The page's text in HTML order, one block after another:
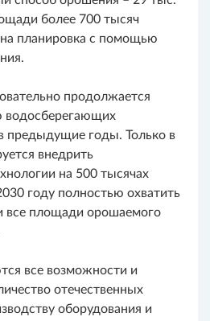
более 700 тысяч
планировка с помощью
продолжается
водосберегающих
предыдущие годы. Только в
внедрить
на 500 тысячах
году полностью охватить
все площади орошаемого
все возможности и
отечественных
оборудования и